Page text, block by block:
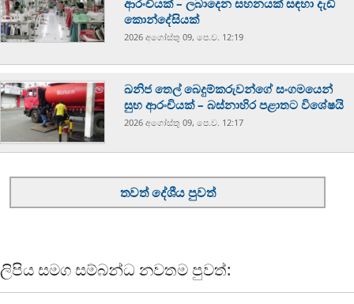
ආරංචියක් – ලබාදෙන සහනයක් සඳහා දැඩි
කොන්දේසියක්
2026 අගෝස්‍තු 09, පෙ.ව. 12:19
ඛනිජ තෙල් බෙදුම්කරුවන්ගේ සංගමයෙන්
සුභ ආරංචියක් – බස්නාහිර පළාතට විශේෂයි
2026 අගෝස්‍තු 09, පෙ.ව. 12:17
තවත් දේශීය පුවත්
ලිපිය සමග සම්බන්ධ නවතම පුවත්: